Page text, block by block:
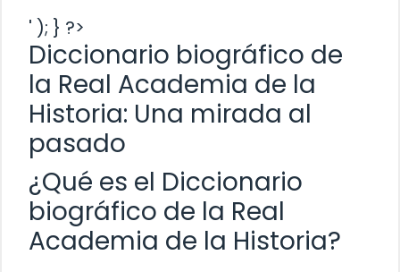
' ); } ?>
Diccionario biográfico de
la Real Academia de la
Historia: Una mirada al
pasado
¿Qué es el Diccionario
biográfico de la Real
Academia de la Historia?